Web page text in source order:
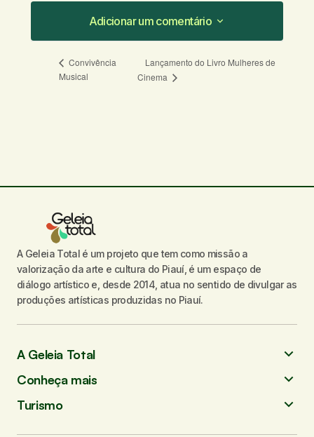
Adicionar um comentário
Adicionar um comentário
Seu nome*
Seu e-mail*
Enviar comentário
Convivência
Musical
Lançamento do Livro Mulheres de
Cinema
A Geleia Total é um projeto que tem como missão a
valorização da arte e cultura do Piauí, é um espaço de
diálogo artístico e, desde 2014, atua no sentido de divulgar as
produções artísticas produzidas no Piauí.
A Geleia Total
Conheça mais
Turismo